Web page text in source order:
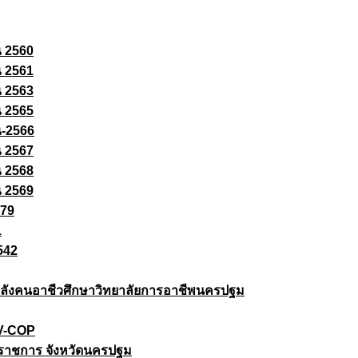
2560
2561
2563
2565
2566
2567
2568
2569
งคนอาชีวศึกษาวิทยาลัยการอาชีพนครปฐม
COP
าชการ จังหวัดนครปฐม